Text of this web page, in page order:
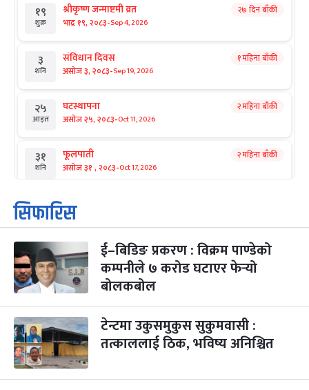
१९
शुक्र
श्रीकृष्ण जन्माष्टमी व्रत
भाद्र १९, २०८३-Sep 4, 2026
२७ दिन बाँकी
३
शनि
संविधान दिवस
असोज ३, २०८३-Sep 19, 2026
१ महिना बाँकी
२५
आइत
घटस्थापना
असोज २५, २०८३-Oct 11, 2026
२ महिना बाँकी
३१
शनि
फूलपाती
असोज ३१ , २०८३-Oct 17, 2026
२ महिना बाँकी
१
आइत
कार्तिक सङ्क्रान्ति
कार्तिक १, २०८३
३
मंगल
महानवमी
कार्तिक ३, २०८३-Oct 20, 2026
२ महिना बाँकी
४
५
बिहि
पापा‌ङ्कुशा एकादशी व्रत
कार्तिक ५, २०८३
२ महिना बाँकी
सिफारिस
ई–बिडिङ प्रकरण : विक्रम पाण्डेको
कम्पनीले ७ करोड घटाएर फेर्‍यो
बोलकबोल
टेन्टमा उकुसमुकुस सुकुमवासी :
तत्काललाई ठिक, भविष्य अनिश्चित